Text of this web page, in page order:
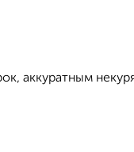
аккуратным